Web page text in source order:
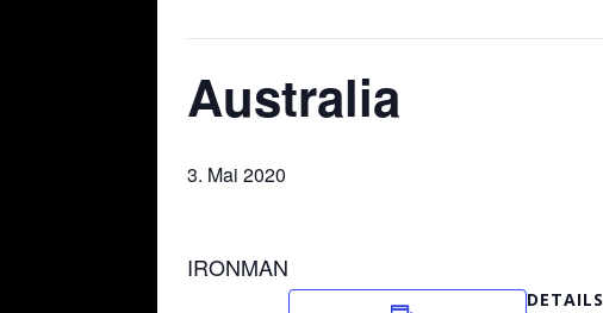
Australia
3. Mai 2020
IRONMAN
DETAILS